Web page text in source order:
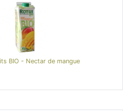
BIO - Nectar de mangue